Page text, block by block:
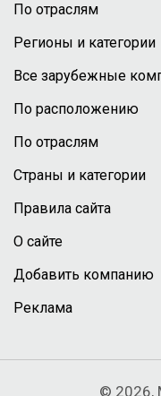
По отраслям
Регионы и категории
Все зарубежные
По расположению
По отраслям
Страны и категории
Правила сайта
О сайте
Добавить компанию
Реклама
© 2026,